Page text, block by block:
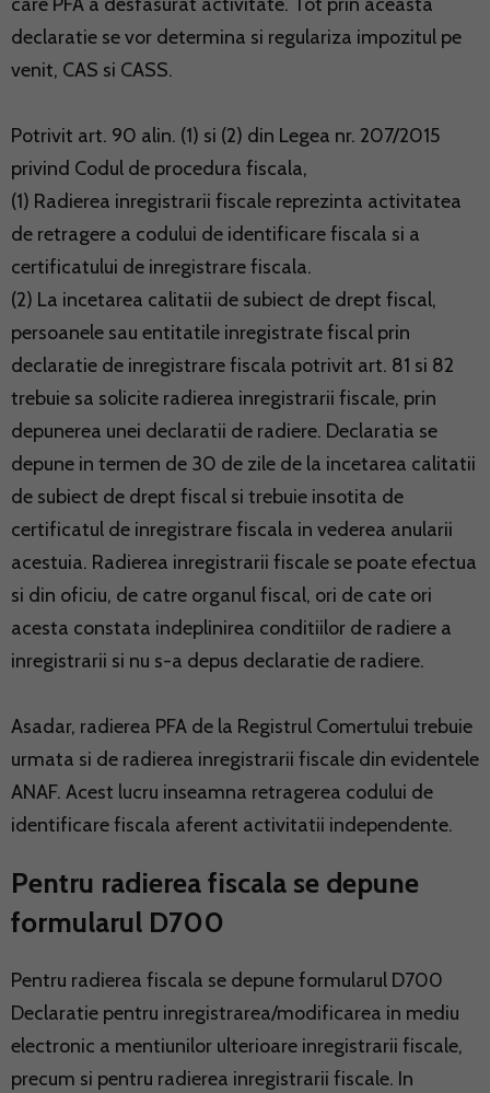
declaratie se vor determina si regulariza impozitul pe
venit, CAS si CASS.
Potrivit art. 90 alin. (1) si (2) din Legea nr. 207/2015
privind Codul de procedura fiscala,
(1) Radierea inregistrarii fiscale reprezinta activitatea
de retragere a codului de identificare fiscala si a
certificatului de inregistrare fiscala.
(2) La incetarea calitatii de subiect de drept fiscal,
persoanele sau entitatile inregistrate fiscal prin
declaratie de inregistrare fiscala potrivit art. 81 si 82
trebuie sa solicite radierea inregistrarii fiscale, prin
depunerea unei declaratii de radiere. Declaratia se
depune in termen de 30 de zile de la incetarea calitatii
de subiect de drept fiscal si trebuie insotita de
certificatul de inregistrare fiscala in vederea anularii
acestuia. Radierea inregistrarii fiscale se poate efectua
si din oficiu, de catre organul fiscal, ori de cate ori
acesta constata indeplinirea conditiilor de radiere a
inregistrarii si nu s-a depus declaratie de radiere.
Asadar, radierea PFA de la Registrul Comertului trebuie
urmata si de radierea inregistrarii fiscale din evidentele
ANAF. Acest lucru inseamna retragerea codului de
identificare fiscala aferent activitatii independente.
Pentru radierea fiscala se depune
formularul D700
Pentru radierea fiscala se depune formularul D700
Declaratie pentru inregistrarea/modificarea in mediu
electronic a mentiunilor ulterioare inregistrarii fiscale,
precum si pentru radierea inregistrarii fiscale. In